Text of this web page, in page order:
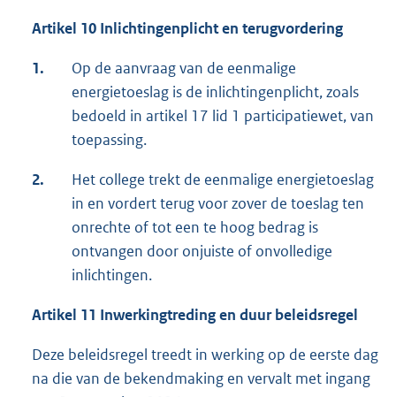
Artikel 10 Inlichtingenplicht en terugvordering
1.
Op de aanvraag van de eenmalige
energietoeslag is de inlichtingenplicht, zoals
bedoeld in artikel 17 lid 1 participatiewet, van
toepassing.
2.
Het college trekt de eenmalige energietoeslag
in en vordert terug voor zover de toeslag ten
onrechte of tot een te hoog bedrag is
ontvangen door onjuiste of onvolledige
inlichtingen.
Artikel 11 Inwerkingtreding en duur beleidsregel
Deze beleidsregel treedt in werking op de eerste dag
na die van de bekendmaking en vervalt met ingang